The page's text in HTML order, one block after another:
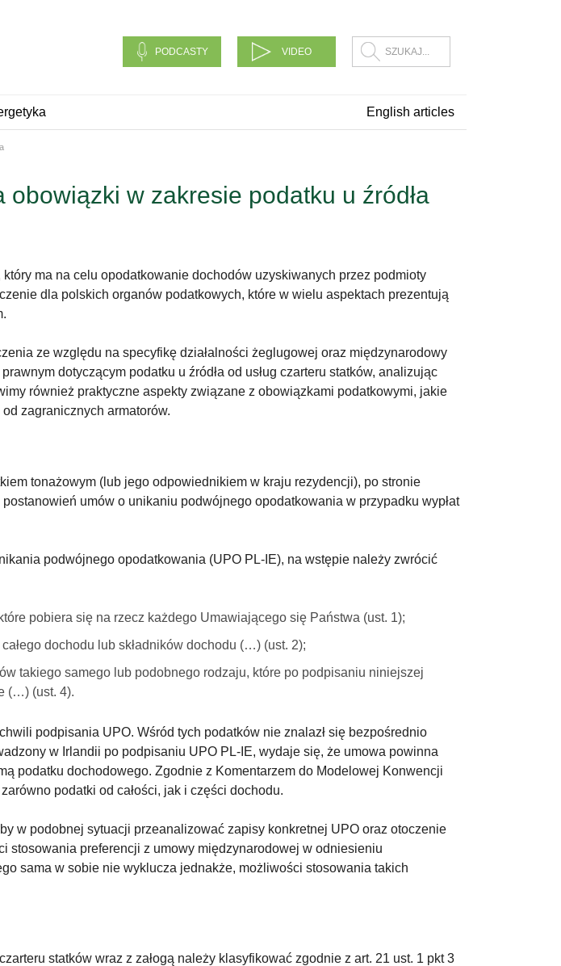
PODCASTY VIDEO
English articles
w zakresie podatku u źródła
ma na celu opodatkowanie dochodów uzyskiwanych przez podmioty
dla polskich organów podatkowych, które w wielu aspektach prezentują
ze względu na specyfikę działalności żeglugowej oraz międzynarodowy
dotyczącym podatku u źródła od usług czarteru statków, analizując
również praktyczne aspekty związane z obowiązkami podatkowymi, jakie
zagranicznych armatorów.
tonażowym (lub jego odpowiednikiem w kraju rezydencji), po stronie
umów o unikaniu podwójnego opodatkowania w przypadku wypłat
podwójnego opodatkowania (UPO PL-IE), na wstępie należy zwrócić
pobiera się na rzecz każdego Umawiającego się Państwa (ust. 1);
dochodu lub składników dochodu (…) (ust. 2);
takiego samego lub podobnego rodzaju, które po podpisaniu niniejszej
(…) (ust. 4).
podpisania UPO. Wśród tych podatków nie znalazł się bezpośrednio
w Irlandii po podpisaniu UPO PL-IE, wydaje się, że umowa powinna
podatku dochodowego. Zgodnie z Komentarzem do Modelowej Konwencji
podatki od całości, jak i części dochodu.
w podobnej sytuacji przeanalizować zapisy konkretnej UPO oraz otoczenie
stosowania preferencji z umowy międzynarodowej w odniesieniu
sama w sobie nie wyklucza jednakże, możliwości stosowania takich
statków wraz z załogą należy klasyfikować zgodnie z art. 21 ust. 1 pkt 3